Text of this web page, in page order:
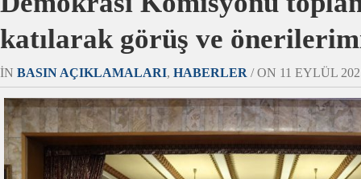
katılarak görüş ve
IN BASIN AÇIKLAMALARI, HABERLER / ON 11 EYLÜL